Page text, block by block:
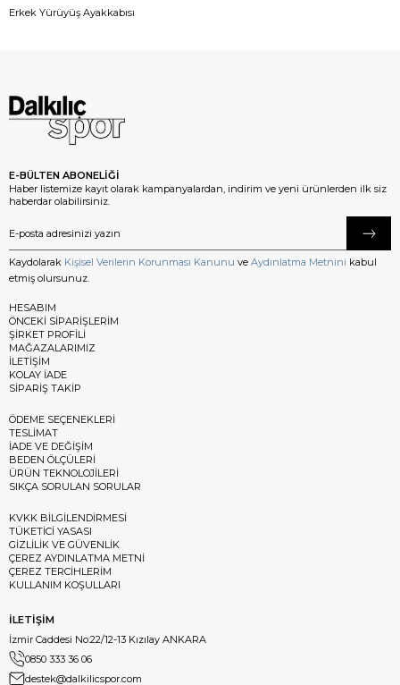
Erkek Yürüyüş Ayakkabısı
E-BÜLTEN ABONELİĞİ
Haber listemize kayıt olarak kampanyalardan, indirim ve yeni ürünlerden ilk siz
haberdar olabilirsiniz.
Kaydolarak Kişisel Verilerin Korunması Kanunu ve Aydınlatma Metnini kabul
etmiş olursunuz.
HESABIM
ÖNCEKİ SİPARİŞLERİM
ŞİRKET PROFİLİ
MAĞAZALARIMIZ
İLETİŞİM
KOLAY İADE
SİPARİŞ TAKİP
ÖDEME SEÇENEKLERİ
TESLİMAT
İADE VE DEĞİŞİM
BEDEN ÖLÇÜLERİ
ÜRÜN TEKNOLOJİLERİ
SIKÇA SORULAN SORULAR
KVKK BİLGİLENDİRMESİ
TÜKETİCİ YASASI
GİZLİLİK VE GÜVENLİK
ÇEREZ AYDINLATMA METNİ
ÇEREZ TERCİHLERİM
KULLANIM KOŞULLARI
İLETİŞİM
İzmir Caddesi No:22/12-13 Kızılay ANKARA
0850 333 36 06
destek@dalkilicspor.com